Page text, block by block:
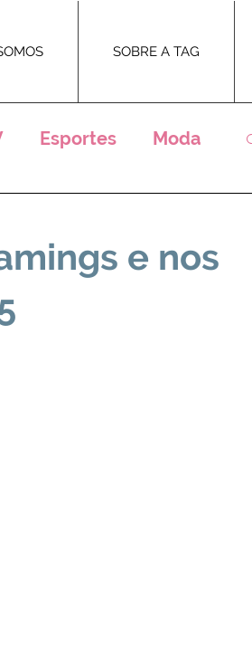
SOBRE A TAG
Esportes Moda
Televisão
e nos